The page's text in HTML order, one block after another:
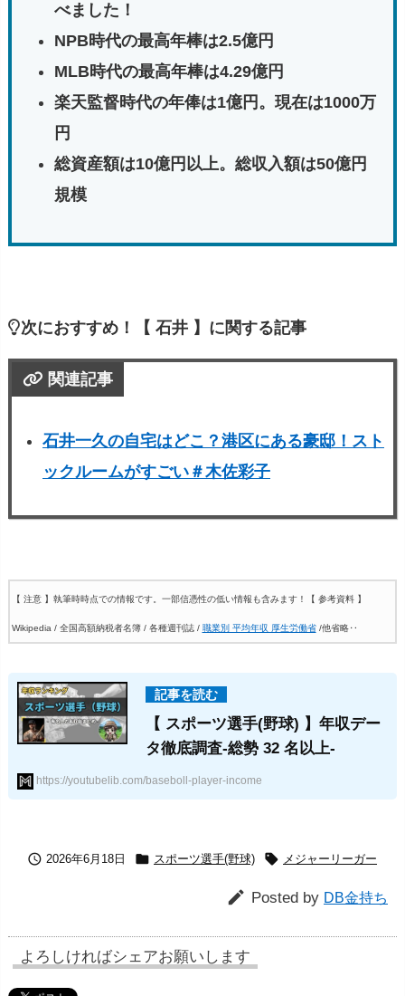
べました！
NPB時代の最高年棒は2.5億円
MLB時代の最高年棒は4.29億円
楽天監督時代の年俸は1億円。現在は1000万
円
総資産額は10億円以上。総収入額は50億円
規模
次におすすめ！【 石井 】に関する記事
関連記事
石井一久の自宅はどこ？港区にある豪邸！スト
ックルームがすごい＃木佐彩子
【 注意 】執筆時時点での情報です。一部信憑性の低い情報も含みます！ 【 参考資料 】
Wikipedia / 全国高額納税者名簿 / 各種週刊誌 / 職業別 平均年収 厚生労働省/他省略‥
【 スポーツ選手(野球) 】年収デー
タ徹底調査-総勢 32 名以上-
https://youtubelib.com/baseboll-player-income
 2026年6月18日  スポーツ選手(野球)  メジャーリーガー
 Posted by DB金持ち
よろしければシェアお願いします